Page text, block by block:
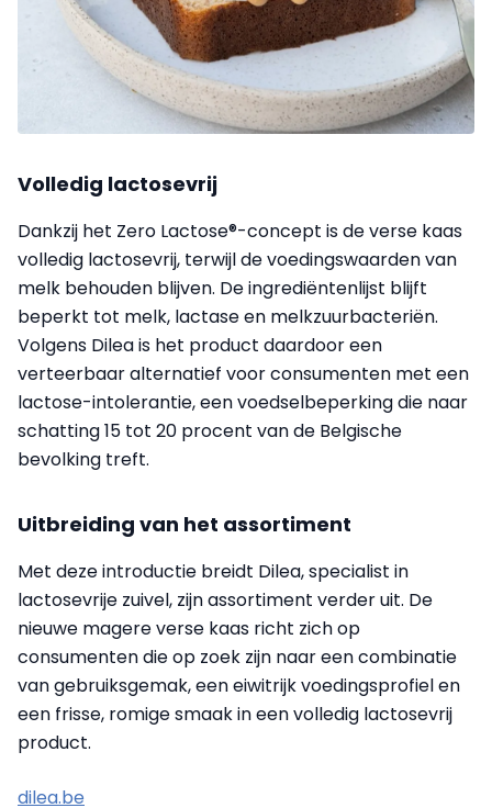
Volledig lactosevrij
Dankzij het Zero Lactose®-concept is de verse kaas
volledig lactosevrij, terwijl de voedingswaarden van
melk behouden blijven. De ingrediëntenlijst blijft
beperkt tot melk, lactase en melkzuurbacteriën.
Volgens Dilea is het product daardoor een
verteerbaar alternatief voor consumenten met een
lactose-intolerantie, een voedselbeperking die naar
schatting 15 tot 20 procent van de Belgische
bevolking treft.
Uitbreiding van het assortiment
Met deze introductie breidt Dilea, specialist in
lactosevrije zuivel, zijn assortiment verder uit. De
nieuwe magere verse kaas richt zich op
consumenten die op zoek zijn naar een combinatie
van gebruiksgemak, een eiwitrijk voedingsprofiel en
een frisse, romige smaak in een volledig lactosevrij
product.
dilea.be